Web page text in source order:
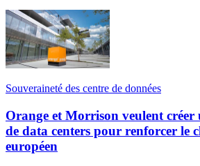
Souveraineté des centre de données
Orange et Morrison veulent créer
de data centers pour renforcer le
européen